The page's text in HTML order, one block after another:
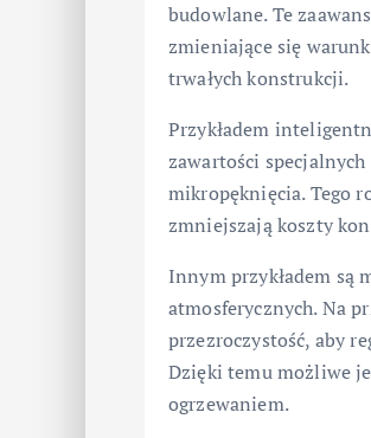
budowlane. Te
zmieniające się
trwałych konstrukcji.
Przykładem
zawartości
mikropęknięcia. Tego
zmniejszają koszty
Innym przykładem są
atmosferycznych. Na
przezroczystość, aby
Dzięki temu możliwe
ogrzewaniem.